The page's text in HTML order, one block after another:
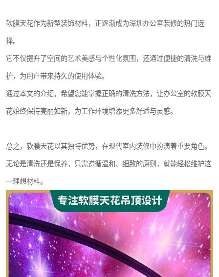
软膜天花作为新型装饰材料，正逐渐成为深圳办公室装修的热门选
择。
它不仅提升了空间的艺术美感与个性化氛围，还通过便捷的清洗与维
护，为用户带来持久的使用体验。
通过本文的介绍，希望您能掌握正确的清洗方法，让办公室的软膜天
花始终保持亮丽如新，为工作环境增添更多舒适与灵感。
总之，软膜天花以其独特优势，在现代室内装修中扮演着重要角色。
无论是清洗还是保养，只需遵循温和、细致的原则，就能轻松维护这
一理想材料。